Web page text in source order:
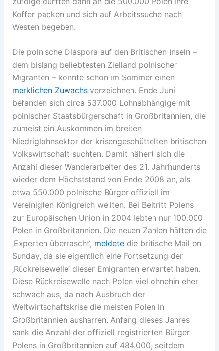
Koffer packen und sich auf Arbeitssuche nach
Westen begeben.
Die polnische Diaspora auf den Britischen Inseln –
dem bislang beliebtesten Zielland polnischer
Migranten – konnte schon im Sommer einen
merklichen Zuwachsverzeichnen. Ende Juni
befanden sich circa 537.000 Lohnabhängige mit
polnischer Staatsbürgerschaft in Großbritannien, die
zumeist ein Auskommen im breiten
Niedriglohnsektor der krisengeschüttelten britischen
Volkswirtschaft suchten. Damit nähert sich die
Anzahl dieser Wanderarbeiter des 21. Jahrhunderts
wieder dem Höchststand von Ende 2008 an, als
etwa 550.000 polnische Bürger offiziell im
Vereinigten Königreich weilten. Bei Beitritt Polens
zur Europäischen Union in 2004 lebten nur 100.000
Polen in Großbritannien. Die neuen Zahlen hätten die
‚Experten überrascht‘, meldetedie britische Mail on
Sunday, da sie eigentlich eine Fortsetzung der
‚Rückreisewelle‘ dieser Emigranten erwartet haben.
Diese Rückreisewelle nach Polen viel ohnehin eher
schwach aus, da nach Ausbruch der
Weltwirtschaftskrise die meisten Polen in
Großbritannien ausharren. Anfang dieses Jahres
sank die Anzahl der offiziell registrierten Bürger
Polens in Großbritannien auf 484.000, seitdem